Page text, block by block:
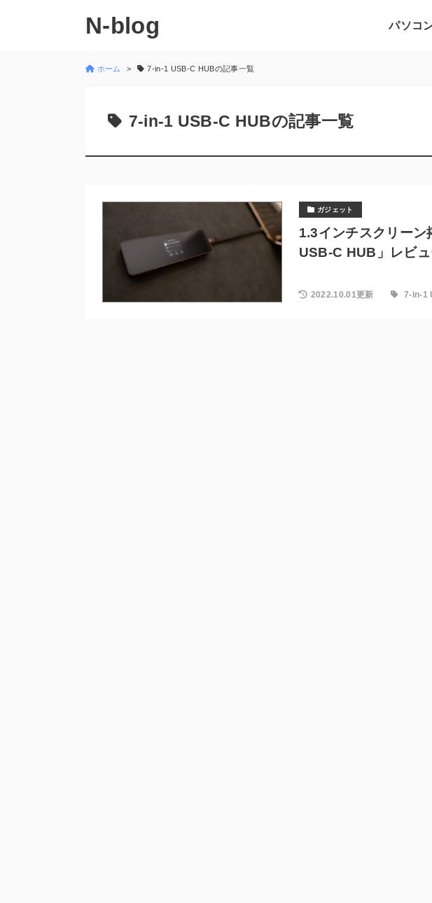
N-blog パソコ
ホーム 7-in-1 USB-C HUBの記事一覧
7-in-1 USB-C HUBの記事一覧
ガジェット
1.3インチスクリー
USB-C HUB」レビ
2022.10.01更新 7-in-1